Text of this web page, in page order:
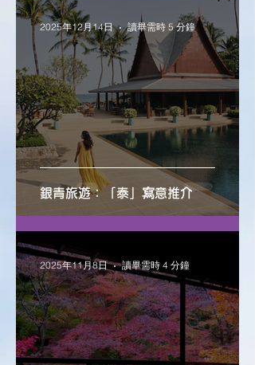
銀青旅遊：「泰」寫意推介
2025年12月14日 讀畢需時 5 分鐘
2025年11月8日 讀畢需時 4 分鐘